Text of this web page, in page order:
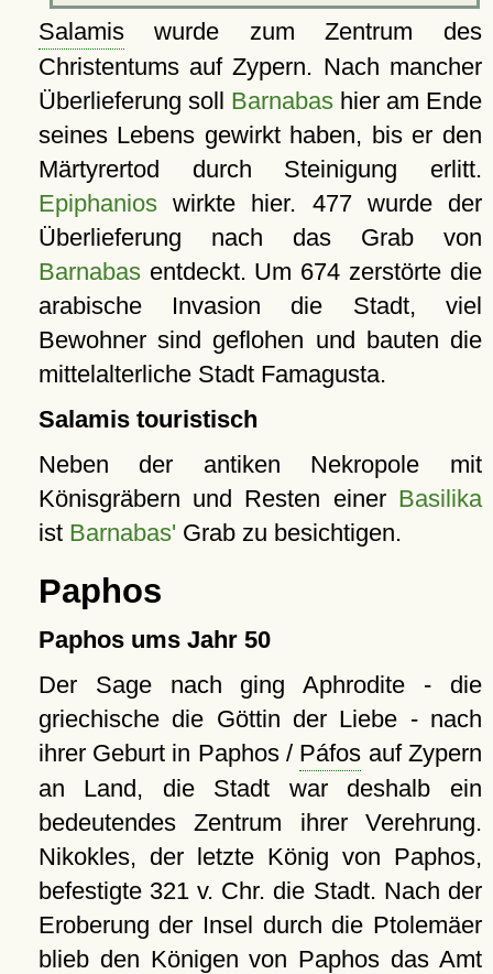
Salamiswurde zum Zentrum des
Christentums auf Zypern. Nach mancher
Überlieferung soll Barnabashier am Ende
seines Lebens gewirkt haben, bis er den
Märtyrertod durch Steinigung erlitt.
Epiphanioswirkte hier. 477 wurde der
Überlieferung nach das Grab von
Barnabasentdeckt. Um 674 zerstörte die
arabische Invasion die Stadt, viel
Bewohner sind geflohen und bauten die
mittelalterliche Stadt Famagusta.
Salamis touristisch
Neben der antiken Nekropole mit
Könisgräbern und Resten einer Basilika
ist Barnabas' Grab zu besichtigen.
Paphos
Paphos ums Jahr 50
Der Sage nach ging Aphrodite - die
griechische die Göttin der Liebe - nach
ihrer Geburt in Paphos / Páfos auf Zypern
an Land, die Stadt war deshalb ein
bedeutendes Zentrum ihrer Verehrung.
Nikokles, der letzte König von Paphos,
befestigte 321 v. Chr. die Stadt. Nach der
Eroberung der Insel durch die Ptolemäer
blieb den Königen von Paphos das Amt